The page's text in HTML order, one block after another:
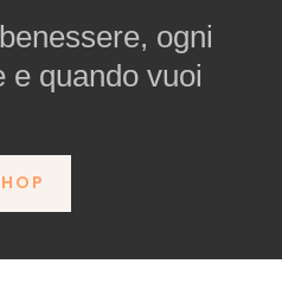
ogni
e quando vuoi